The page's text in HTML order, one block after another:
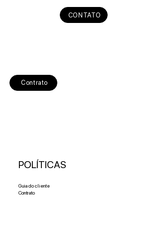
CONTATO
Contrato
POLÍTICAS
Guia do cliente
Contrato